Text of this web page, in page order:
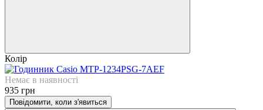
Колір
Немає в наявності
935 грн
Повідомити, коли з'явиться